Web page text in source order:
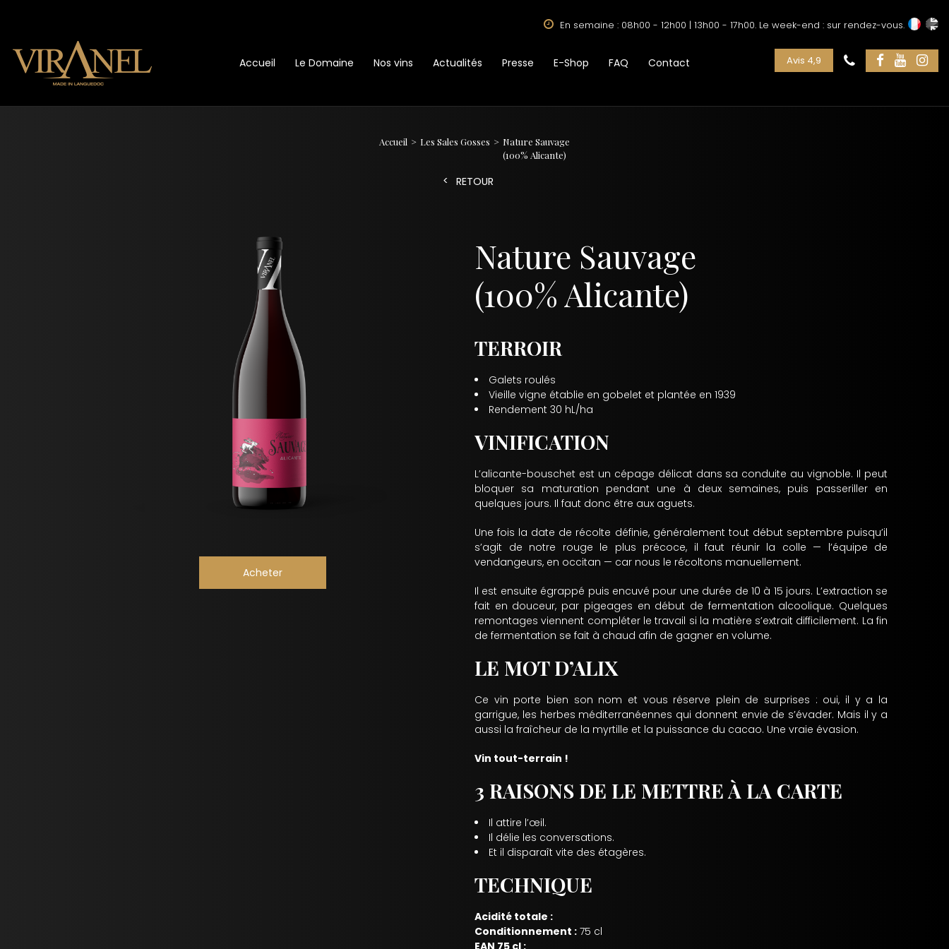
En semaine : 08h00 - 12h00 | 13h00 - 17h00. Le week-end : sur rendez-vous.
Accueil Le Domaine Nos vins Actualités Presse E-Shop FAQ Contact Avis 4,9
Accueil Les Sales Gosses
Nature Sauvage
(100% Alicante)
RETOUR
Acheter
Nature Sauvage
(100% Alicante)
TERROIR
Galets roulés
Vieille vigne établie en gobelet et plantée en 1939
Rendement 30 hL/ha
VINIFICATION
L’alicante-bouschet est un cépage délicat dans sa conduite au vignoble. Il peut
bloquer sa maturation pendant une à deux semaines, puis passeriller en
quelques jours. Il faut donc être aux aguets.
Une fois la date de récolte définie, généralement tout début septembre puisqu’il
s’agit de notre rouge le plus précoce, il faut réunir la colle — l’équipe de
vendangeurs, en occitan — car nous le récoltons manuellement.
Il est ensuite égrappé puis encuvé pour une durée de 10 à 15 jours. L’extraction se
fait en douceur, par pigeages en début de fermentation alcoolique. Quelques
remontages viennent compléter le travail si la matière s’extrait difficilement. La fin
de fermentation se fait à chaud afin de gagner en volume.
LE MOT D’ALIX
Ce vin porte bien son nom et vous réserve plein de surprises : oui, il y a la
garrigue, les herbes méditerranéennes qui donnent envie de s’évader. Mais il y a
aussi la fraîcheur de la myrtille et la puissance du cacao. Une vraie évasion.
Vin tout-terrain !
3 RAISONS DE LE METTRE À LA CARTE
Il attire l’œil.
Il délie les conversations.
Et il disparaît vite des étagères.
TECHNIQUE
Acidité totale :
Conditionnement : 75 cl
EAN 75 cl :